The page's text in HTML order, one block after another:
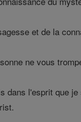
et de la
ne vous
dans l'esprit que